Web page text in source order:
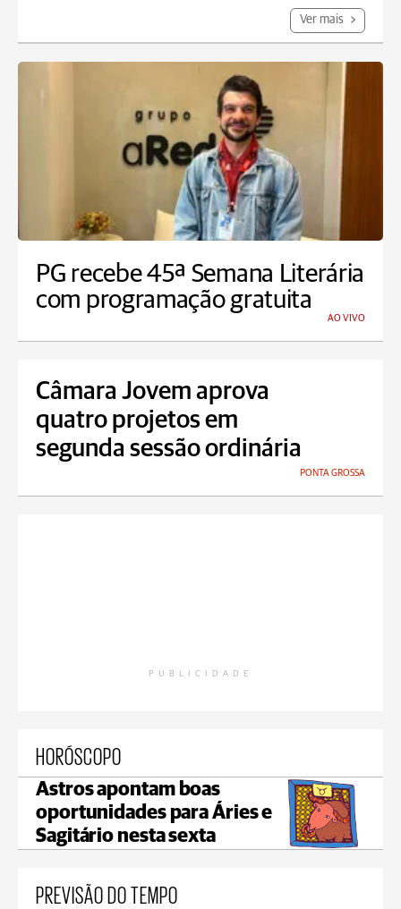
Ver mais
PG recebe 45ª Semana Literária
com programação gratuita
AO VIVO
Câmara Jovem aprova
quatro projetos em
segunda sessão ordinária
PONTA GROSSA
PUBLICIDADE
HORÓSCOPO
Astros apontam boas
oportunidades para Áries e
Sagitário nesta sexta
PREVISÃO DO TEMPO